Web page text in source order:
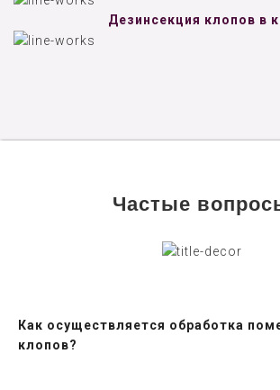
Дезинсекция клопов в
Частые
Как осуществляется обработка
клопов?